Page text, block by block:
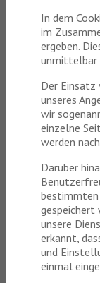
In dem
im
ergeben.
unmittelbar
Der Einsatz
unseres
wir
einzelne
werden
Darüber
gespeichert
unsere
erkannt,
und
einmal